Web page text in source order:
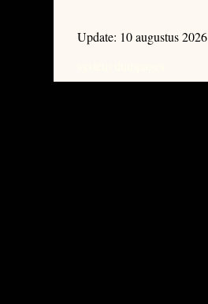
Update: 10 augustus 2026